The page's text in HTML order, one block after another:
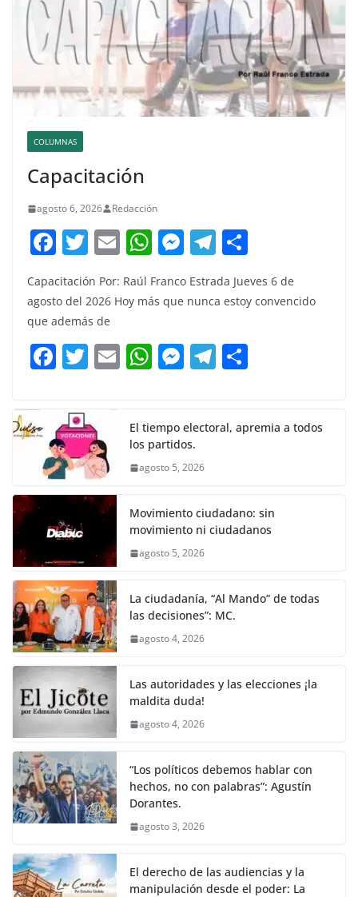
COLUMNAS
Capacitación
agosto 6, 2026 Redacción
F
a
c
e
b
o
k
T
itt
er
E
m
ai
W
at
A
p
M
ss
n
g
T
el
e
a
m
m
p
Capacitación Por: Raúl Franco Estrada Jueves 6 de
agosto del 2026 Hoy más que nunca estoy convencido
que además de
F
e
b
o
o
k
T
itt
er
E W
s
A
p
M
e
n
er
T
gr p
El tiempo electoral, apremia a todos
los partidos.
agosto 5, 2026
Movimiento ciudadano: sin
movimiento ni ciudadanos
agosto 5, 2026
La ciudadanía, “Al Mando” de todas
las decisiones”: MC.
agosto 4, 2026
Las autoridades y las elecciones ¡la
maldita duda!
agosto 4, 2026
“Los políticos debemos hablar con
hechos, no con palabras”: Agustín
Dorantes.
agosto 3, 2026
El derecho de las audiencias y la
manipulación desde el poder: La